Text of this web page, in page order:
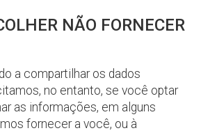
NÃO FORNECER
a compartilhar os dados
no entanto, se você optar
as informações, em alguns
fornecer a você, ou à